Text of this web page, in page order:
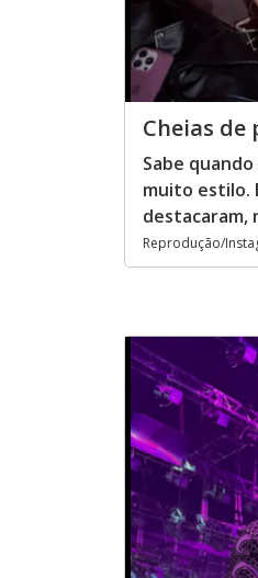
Cheias de
Sabe
muito estilo.
destacaram,
Reprodução/